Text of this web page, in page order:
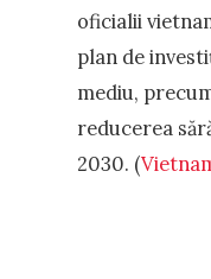
oficialii
plan de
mediu,
reducerea
2030. (